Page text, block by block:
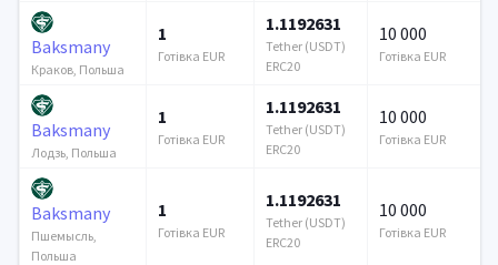
Baksmany
Краков, Польша
1
Готівка EUR
1.1192631
Tether (USDT)
ERC20
10 000
Готівка EUR
Baksmany
Лодзь, Польша
1
Готівка EUR
1.1192631
Tether (USDT)
ERC20
10 000
Готівка EUR
Baksmany
Пшемысль,
Польша
1
Готівка EUR
1.1192631
Tether (USDT)
ERC20
10 000
Готівка EUR